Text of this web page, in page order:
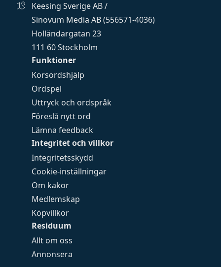
Funktioner
Korsordshjälp
Ordspel
Uttryck och ordspråk
Föreslå nytt ord
Lämna feedback
Integritet och villkor
Integritetsskydd
Cookie-inställningar
Om kakor
Medlemskap
Köpvillkor
Residuum
Allt om oss
Annonsera
Keesing Sverige AB /
Sinovum Media AB (556571-4036)
Holländargatan 23
111 60 Stockholm